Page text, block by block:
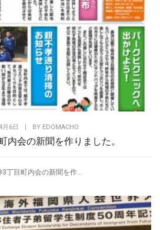
月6日 BY EDOMACHO
内会の新聞を作りました。
3丁目町内会の新聞を作...